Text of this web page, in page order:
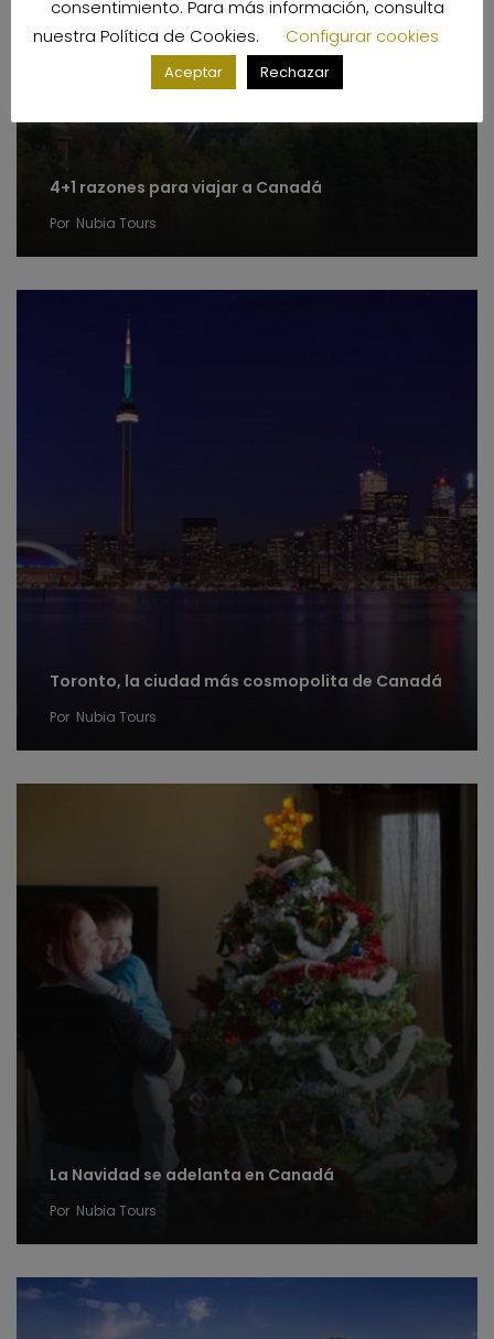
4+1 razones para viajar a Canadá
Por Nubia Tours
Toronto, la ciudad más cosmopolita de Canadá
Por Nubia Tours
La Navidad se adelanta en Canadá
Por Nubia Tours
consentimiento. Para más información, consulta
nuestra Política de Cookies. Configurar cookies
Aceptar Rechazar